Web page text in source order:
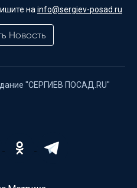
на info@sergiev-posad.ru
Новость
"СЕРГИЕВ ПОСАД.RU"